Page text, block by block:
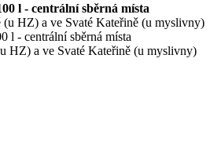
l - centrální sběrná místa
(u HZ) a ve Svaté Kateřině (u myslivny)
l - centrální sběrná místa
HZ) a ve Svaté Kateřině (u myslivny)